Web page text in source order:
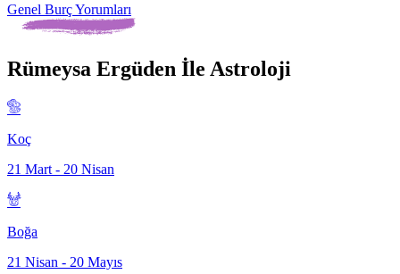
Genel Burç Yorumları
Rümeysa Ergüden İle Astroloji
Koç
21 Mart - 20 Nisan
Boğa
21 Nisan - 20 Mayıs